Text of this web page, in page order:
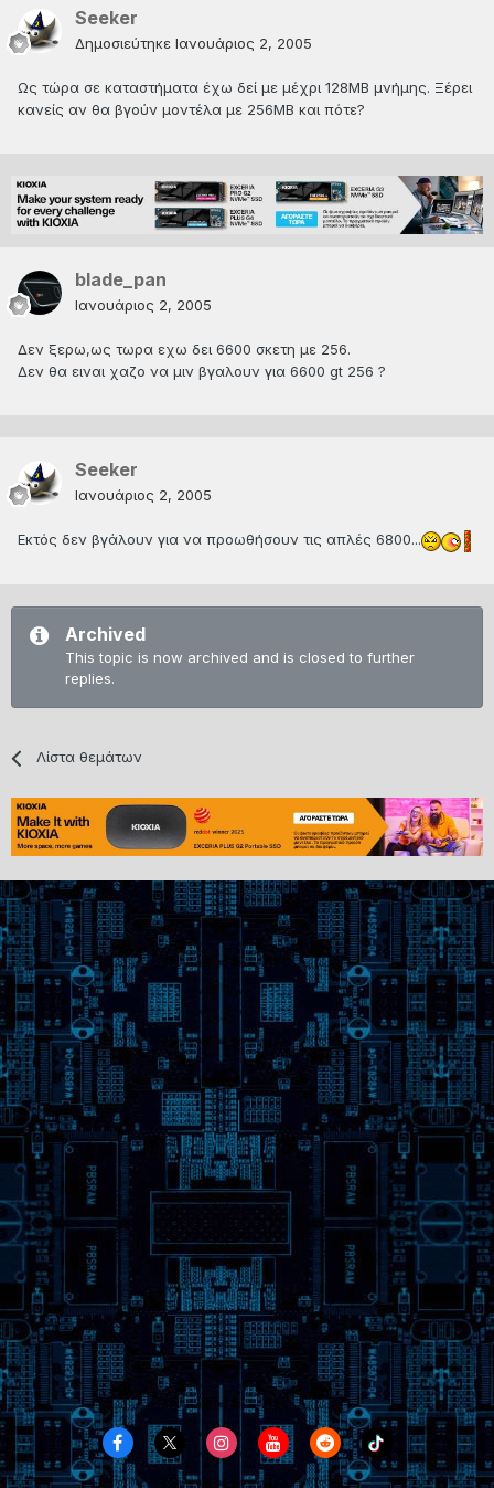
Seeker
Δημοσιεύτηκε Ιανουάριος 2, 2005
Ως τώρα σε καταστήματα έχω δεί με μέχρι 128ΜΒ μνήμης. Ξέρει
κανείς αν θα βγούν μοντέλα με 256ΜΒ και πότε?
blade_pan
Ιανουάριος 2, 2005
Δεν ξερω,ως τωρα εχω δει 6600 σκετη με 256.
Δεν θα ειναι χαζο να μιν βγαλουν για 6600 gt 256 ?
Seeker
Ιανουάριος 2, 2005
Εκτός δεν βγάλουν για να προωθήσουν τις απλές 6800...
Archived
This topic is now archived and is closed to further
replies.
Λίστα θεμάτων